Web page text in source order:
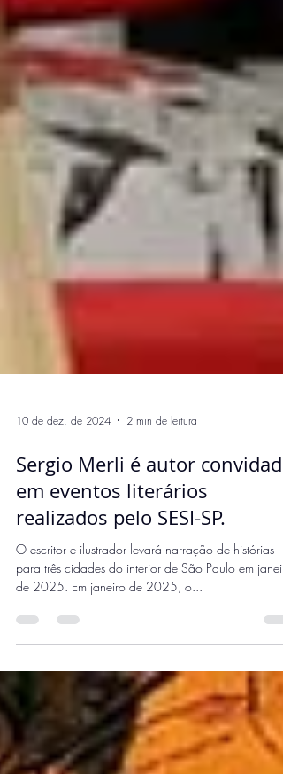
10 de dez. de 2024 2 min de leitura
Sergio Merli é autor convidado
em eventos literários
realizados pelo SESI-SP.
O escritor e ilustrador levará narração de histórias
para três cidades do interior de São Paulo em